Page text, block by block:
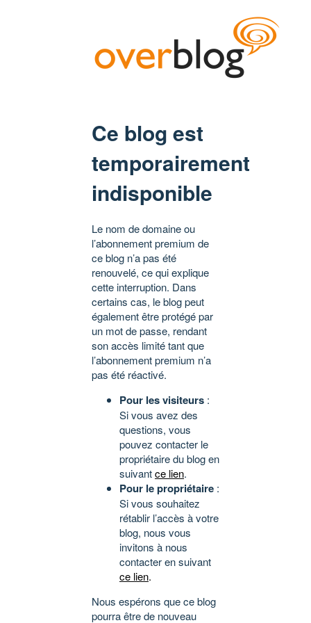
Ce blog est
temporairement
indisponible
Le nom de domaine ou
l’abonnement premium de
ce blog n’a pas été
renouvelé, ce qui explique
cette interruption. Dans
certains cas, le blog peut
également être protégé par
un mot de passe, rendant
son accès limité tant que
l’abonnement premium n’a
pas été réactivé.
Pour les visiteurs :
Si vous avez des
questions, vous
pouvez contacter le
propriétaire du blog en
suivantce lien.
Pour le propriétaire :
Si vous souhaitez
rétablir l’accès à votre
blog, nous vous
invitons à nous
contacter en suivant
ce lien.
Nous espérons que ce blog
pourra être de nouveau